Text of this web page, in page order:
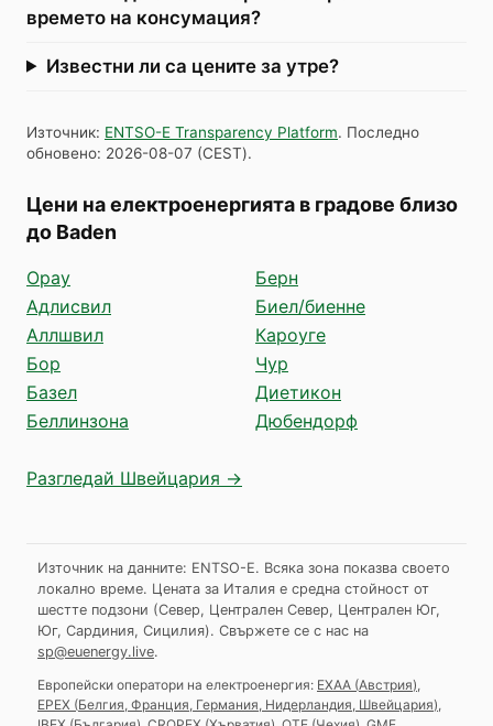
времето на консумация?
Известни ли са цените за утре?
Източник: ENTSO-E Transparency Platform. Последно
обновено: 2026-08-07 (CEST).
Цени на електроенергията в градове близо
до Baden
Орау
Адлисвил
Аллшвил
Бор
Базел
Беллинзона
Берн
Биел/биенне
Кароуге
Чур
Диетикон
Дюбендорф
Разгледай Швейцария →
Източник на данните: ENTSO-E. Всяка зона показва своето
локално време. Цената за Италия е средна стойност от
шестте подзони (Север, Централен Север, Централен Юг,
Юг, Сардиния, Сицилия). Свържете се с нас на
sp@euenergy.live.
Европейски оператори на електроенергия: EXAA (Австрия)
EPEX (Белгия, Франция, Германия, Нидерландия, Швейцария)